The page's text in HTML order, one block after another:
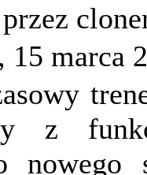
15 marca
z